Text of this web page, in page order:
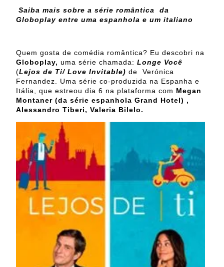
Saiba mais sobre a série romântica da
Globoplay entre uma espanhola e um italiano
Quem gosta de comédia romântica? Eu descobri na
Globoplay, uma série chamada: Longe Você
(Lejos de Ti/ Love Invitable) de Verónica
Fernandez. Uma série co-produzida na Espanha e
Itália, que estreou dia 6 na plataforma com Megan
Montaner (da série espanhola Grand Hotel) ,
Alessandro Tiberi, Valeria Bilelo.